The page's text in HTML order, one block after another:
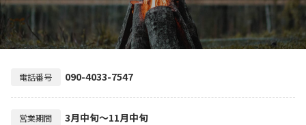
電話番号 090-4033-7547
営業期間 3月中旬～11月中旬